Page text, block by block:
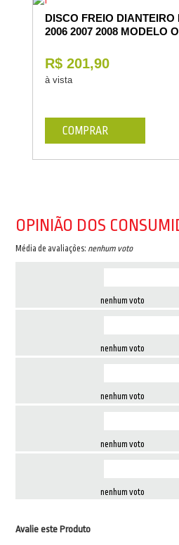
DISCO FREIO DIANTEIRO
2006 2007 2008 MODELO
R$ 201,90
à vista
COMPRAR
OPINIÃO DOS
Média de avaliações: nenhum voto
nenhum voto
nenhum voto
nenhum voto
nenhum voto
nenhum voto
Avalie este Produto